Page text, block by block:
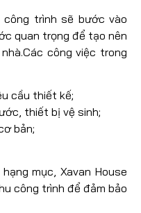
trình sẽ bước vào
quan trọng để tạo nên
công việc trong
cầu thiết kế;
thiết bị vệ sinh;
bản;
mục, Xavan House
công trình để đảm bảo